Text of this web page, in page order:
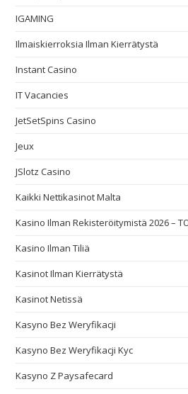
IGAMING
Ilmaiskierroksia Ilman Kierrätystä
Instant Casino
IT Vacancies
JetSetSpins Casino
Jeux
JSlotz Casino
Kaikki Nettikasinot Malta
Kasino Ilman Rekisteröitymistä 2026 –
Kasino Ilman Tiliä
Kasinot Ilman Kierrätystä
Kasinot Netissä
Kasyno Bez Weryfikacji
Kasyno Bez Weryfikacji Kyc
Kasyno Z Paysafecard